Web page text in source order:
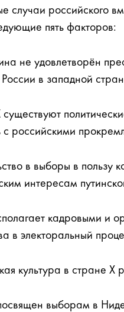
случаи российского
пять факторов:
не удовлетворён
в западной
с российскими
в выборы в пользу
интересам
кадровыми и
в электоральный
культура в стране X
выборам в